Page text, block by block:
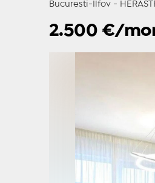
Bucuresti-Ilfov -
2.500 €/